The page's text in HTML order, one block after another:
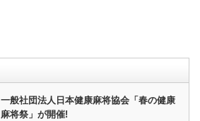
一般社団法人日本健康麻将協会「春の健康
麻将祭」が開催!